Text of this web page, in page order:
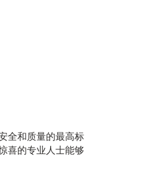
全和质量的最高标
喜的专业人士能够